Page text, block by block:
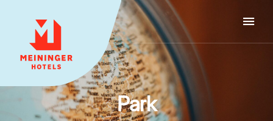
MEININGER HOTELSPark